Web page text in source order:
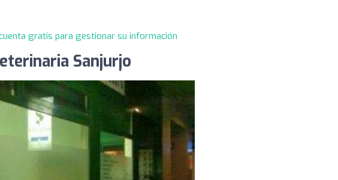
gratis para gestionar su información
Sanjurjo